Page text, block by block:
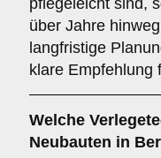
pflegeleicht sind,
über Jahre
langfristige
klare Empfehlung
Welche
Neubauten in